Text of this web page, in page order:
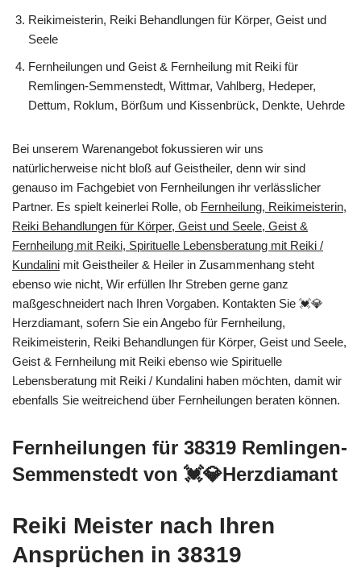
Reikimeisterin, Reiki Behandlungen für Körper, Geist und
Seele
Fernheilungen und Geist & Fernheilung mit Reiki für
Remlingen-Semmenstedt, Wittmar, Vahlberg, Hedeper,
Dettum, Roklum, Börßum und Kissenbrück, Denkte, Uehrde
Bei unserem Warenangebot fokussieren wir uns
natürlicherweise nicht bloß auf Geistheiler, denn wir sind
genauso im Fachgebiet von Fernheilungen ihr verlässlicher
Partner. Es spielt keinerlei Rolle, ob Fernheilung, Reikimeisterin,
Reiki Behandlungen für Körper, Geist und Seele, Geist &
Fernheilung mit Reiki, Spirituelle Lebensberatung mit Reiki /
Kundalini mit Geistheiler & Heiler in Zusammenhang steht
ebenso wie nicht, Wir erfüllen Ihr Streben gerne ganz
maßgeschneidert nach Ihren Vorgaben. Kontakten Sie 💓️💎
Herzdiamant, sofern Sie ein Angebo für Fernheilung,
Reikimeisterin, Reiki Behandlungen für Körper, Geist und Seele,
Geist & Fernheilung mit Reiki ebenso wie Spirituelle
Lebensberatung mit Reiki / Kundalini haben möchten, damit wir
ebenfalls Sie weitreichend über Fernheilungen beraten können.
Fernheilungen für 38319 Remlingen-
Semmenstedt von 💓️💎Herzdiamant
Reiki Meister nach Ihren
Ansprüchen in 38319